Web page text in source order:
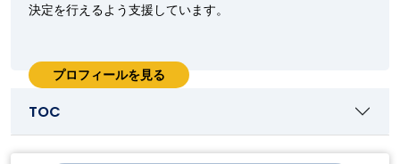
決定を行えるよう支援しています。
プロフィールを見る
TOC